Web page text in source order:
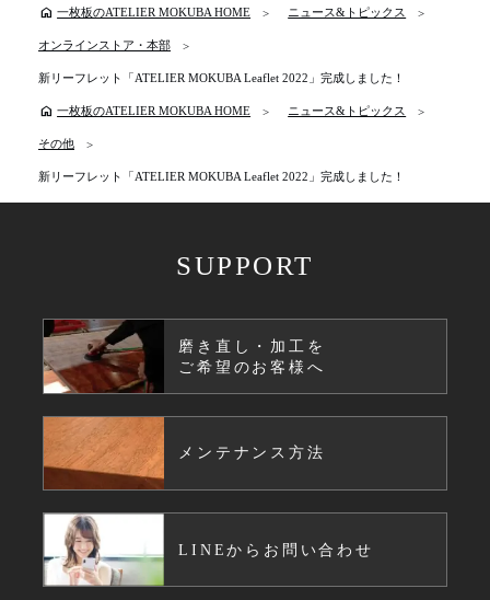
home 一枚板のATELIER MOKUBA HOME ニュース&トピックス
オンラインストア・本部
新リーフレット「ATELIER MOKUBA Leaflet 2022」完成しました！
home 一枚板のATELIER MOKUBA HOME ニュース&トピックス
その他
新リーフレット「ATELIER MOKUBA Leaflet 2022」完成しました！
SUPPORT
磨き直し・加工を
ご希望のお客様へ
メンテナンス方法
LINEからお問い合わせ